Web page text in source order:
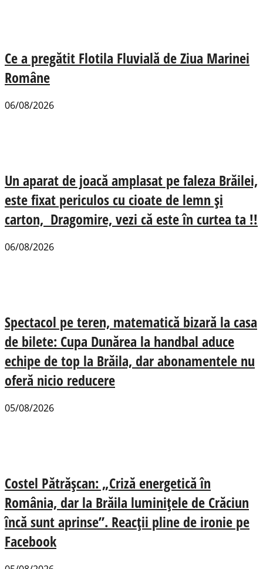
Ce a pregătit Flotila Fluvială de Ziua Marinei
Române
06/08/2026
Un aparat de joacă amplasat pe faleza Brăilei,
este fixat periculos cu cioate de lemn și
carton, Dragomire, vezi că este în curtea ta !!
06/08/2026
Spectacol pe teren, matematică bizară la casa
de bilete: Cupa Dunărea la handbal aduce
echipe de top la Brăila, dar abonamentele nu
oferă nicio reducere
05/08/2026
Costel Pătrășcan: „Criză energetică în
România, dar la Brăila luminițele de Crăciun
încă sunt aprinse”. Reacții pline de ironie pe
Facebook